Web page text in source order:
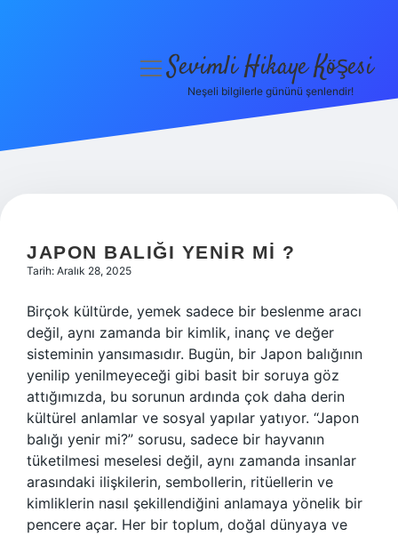
Hakkımızda
menüyüSevimli Hikaye Köşesi
Neşeli bilgilerle gününü şenlendir!
JAPON BALIĞI YENIR MI ?
Tarih: Aralık 28, 2025
Birçok kültürde, yemek sadece bir beslenme aracı
değil, aynı zamanda bir kimlik, inanç ve değer
sisteminin yansımasıdır. Bugün, bir Japon balığının
yenilip yenilmeyeceği gibi basit bir soruya göz
attığımızda, bu sorunun ardında çok daha derin
kültürel anlamlar ve sosyal yapılar yatıyor. “Japon
balığı yenir mi?” sorusu, sadece bir hayvanın
tüketilmesi meselesi değil, aynı zamanda insanlar
arasındaki ilişkilerin, sembollerin, ritüellerin ve
kimliklerin nasıl şekillendiğini anlamaya yönelik bir
pencere açar. Her bir toplum, doğal dünyaya ve